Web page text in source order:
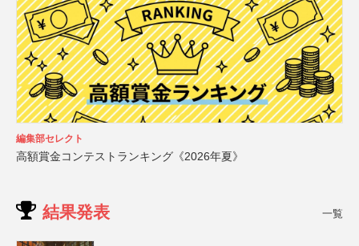
編集部セレクト
高額賞金コンテストランキング《2026年夏》
結果発表 一覧